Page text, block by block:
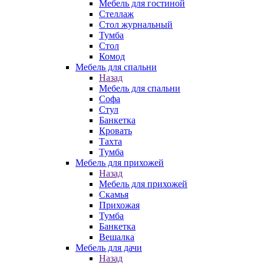
Мебель для гостиной
Стеллаж
Стол журнальный
Тумба
Стол
Комод
Мебель для спальни
Назад
Мебель для спальни
Софа
Стул
Банкетка
Кровать
Тахта
Тумба
Мебель для прихожей
Назад
Мебель для прихожей
Скамья
Прихожая
Тумба
Банкетка
Вешалка
Мебель для дачи
Назад